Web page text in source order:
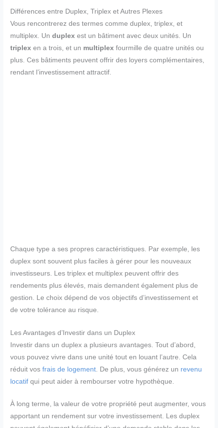
Différences entre Duplex, Triplex et Autres Plexes
Vous rencontrerez des termes comme duplex, triplex, et
multiplex. Unduplex est un bâtiment avec deux unités. Un
triplex en a trois, et un multiplex fourmille de quatre unités ou
plus. Ces bâtiments peuvent offrir des loyers complémentaires,
rendant l’investissement attractif.
Chaque type a ses propres caractéristiques. Par exemple, les
duplex sont souvent plus faciles à gérer pour les nouveaux
investisseurs. Les triplex et multiplex peuvent offrir des
rendements plus élevés, mais demandent également plus de
gestion. Le choix dépend de vos objectifs d’investissement et
de votre tolérance au risque.
Les Avantages d’Investir dans un Duplex
Investir dans un duplex a plusieurs avantages. Tout d’abord,
vous pouvez vivre dans une unité tout en louant l’autre. Cela
réduit vosfrais de logement . De plus, vous générez un revenu
locatif qui peut aider à rembourser votre hypothèque.
À long terme, la valeur de votre propriété peut augmenter, vous
apportant un rendement sur votre investissement. Les duplex